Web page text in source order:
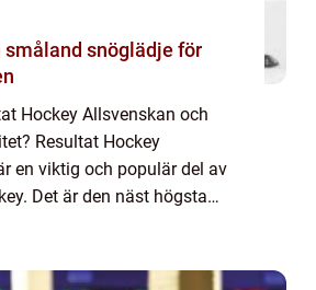
snöglädje för
Hockey Allsvenskan och
Resultat Hockey
en viktig och populär del av
Det är den näst högsta